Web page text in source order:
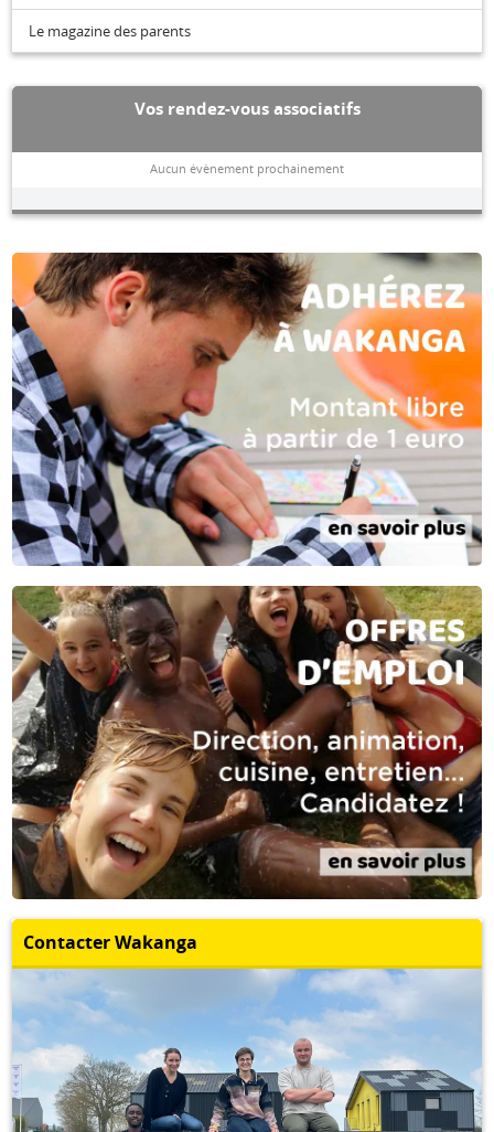
Le magazine des parents
Vos rendez-vous associatifs
Aucun évènement prochainement
Contacter Wakanga